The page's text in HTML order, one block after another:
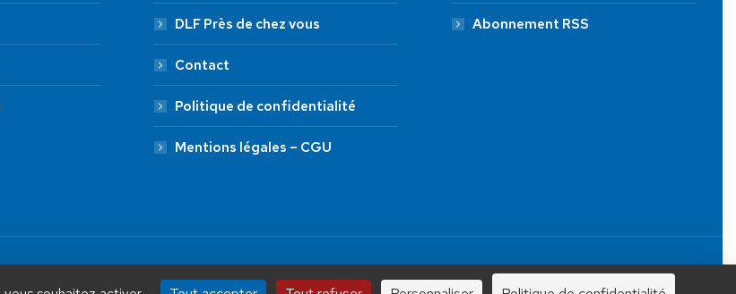
DLF Près de chez vous
Contact
Politique de confidentialité
Mentions légales – CGU
Abonnement RSS
Tous droits réservés.
JE FAIS UN DON À DLF
ADHÉSION 20 € 50 € 100 € 250 €